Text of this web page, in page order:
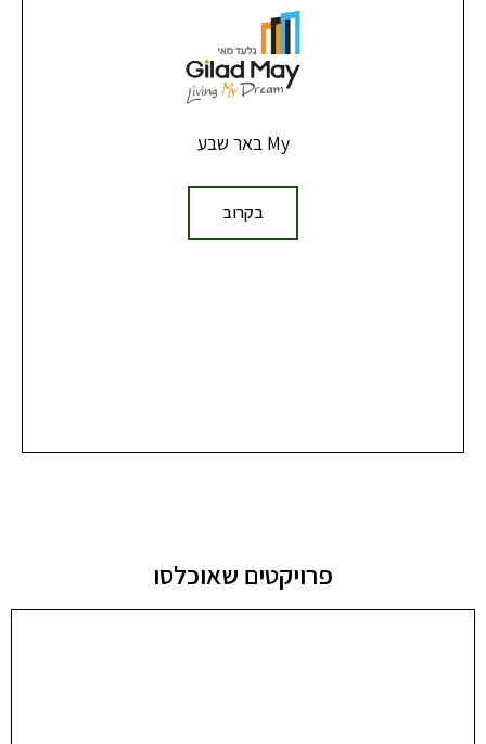
My באר שבע
בקרוב
פרויקטים שאוכלסו